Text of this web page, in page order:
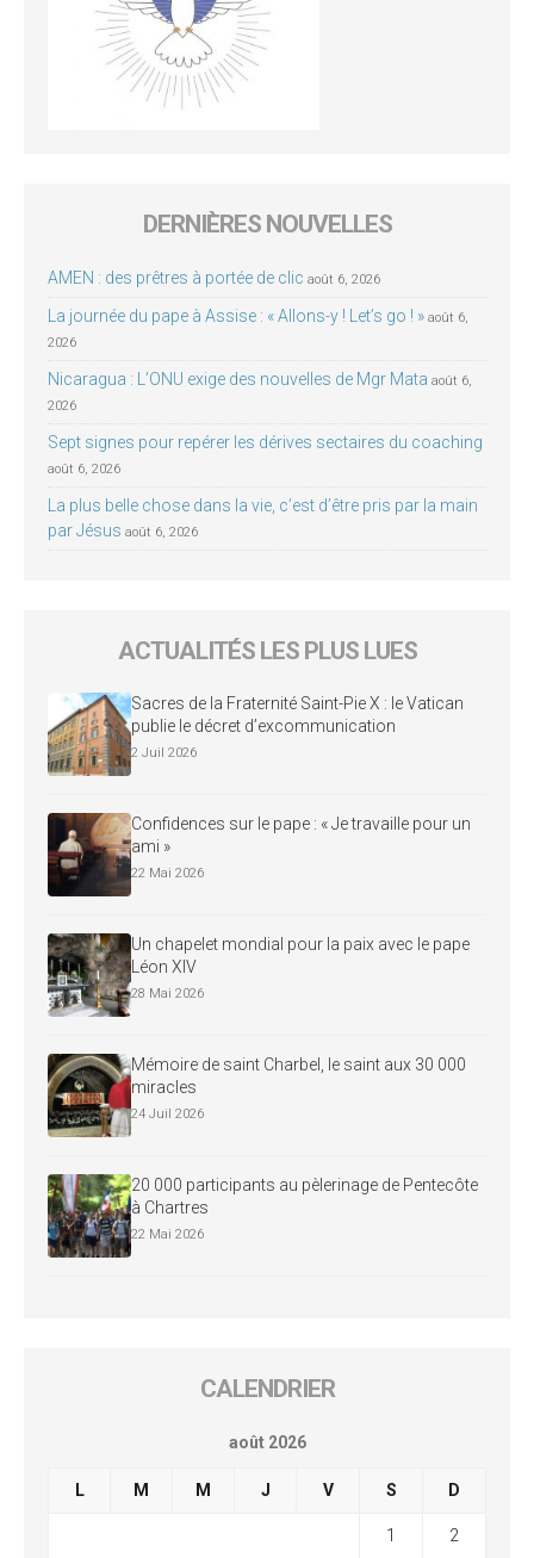
DERNIÈRES NOUVELLES
AMEN : des prêtres à portée de clic août 6, 2026
La journée du pape à Assise : « Allons-y ! Let’s go ! » août 6,
2026
Nicaragua : L’ONU exige des nouvelles de Mgr Mata août 6,
2026
Sept signes pour repérer les dérives sectaires du coaching
août 6, 2026
La plus belle chose dans la vie, c’est d’être pris par la main
par Jésus août 6, 2026
ACTUALITÉS LES PLUS LUES
Sacres de la Fraternité Saint-Pie X : le Vatican
publie le décret d’excommunication
2 Juil 2026
Confidences sur le pape : « Je travaille pour un
ami »
22 Mai 2026
Un chapelet mondial pour la paix avec le pape
Léon XIV
28 Mai 2026
Mémoire de saint Charbel, le saint aux 30 000
miracles
24 Juil 2026
20 000 participants au pèlerinage de Pentecôte
à Chartres
22 Mai 2026
CALENDRIER
août 2026
L M M J V S D
1 2